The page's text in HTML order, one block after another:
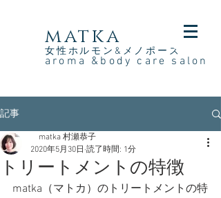
​matka
女性ホルモン&メノポーズ
aroma &body care salon
記事
トリートメントの特徴
matka 村瀬恭子
2020年5月30日 読了時間: 1分
matka（マトカ）のトリートメントの特